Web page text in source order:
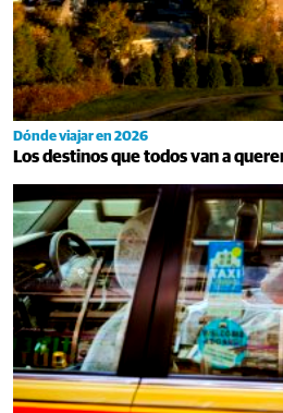
Dónde viajar en 2026
Los destinos que todos van a